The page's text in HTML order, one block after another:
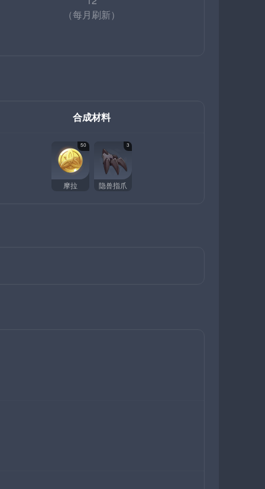
（每月刷新）
合成材料
50
摩拉
3
隐兽指爪